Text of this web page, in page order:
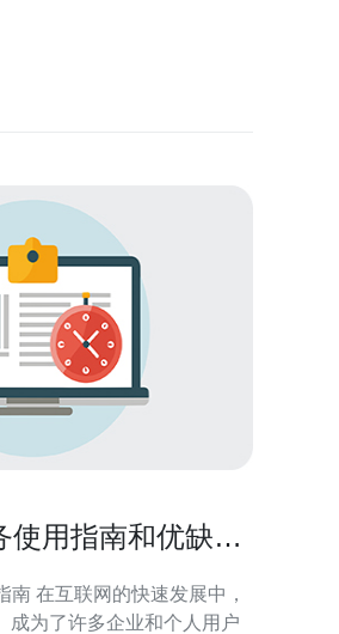
使用指南和优缺点
中，
成为了许多企业和个人用户